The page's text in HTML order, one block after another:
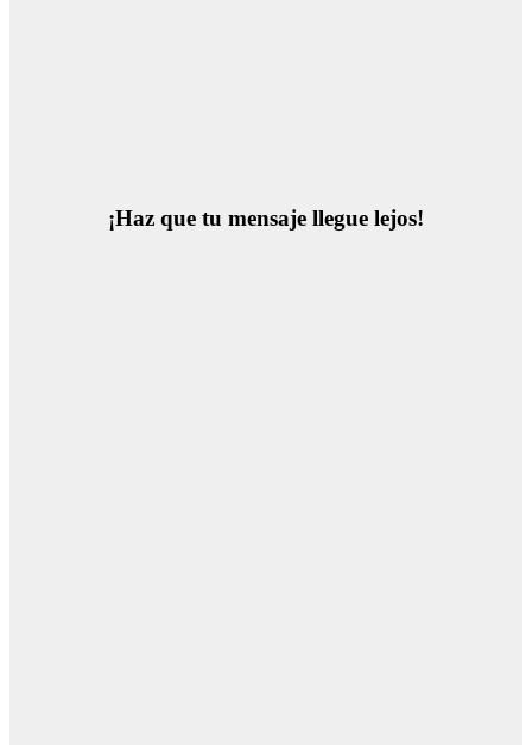
¡Haz que tu mensaje llegue lejos!